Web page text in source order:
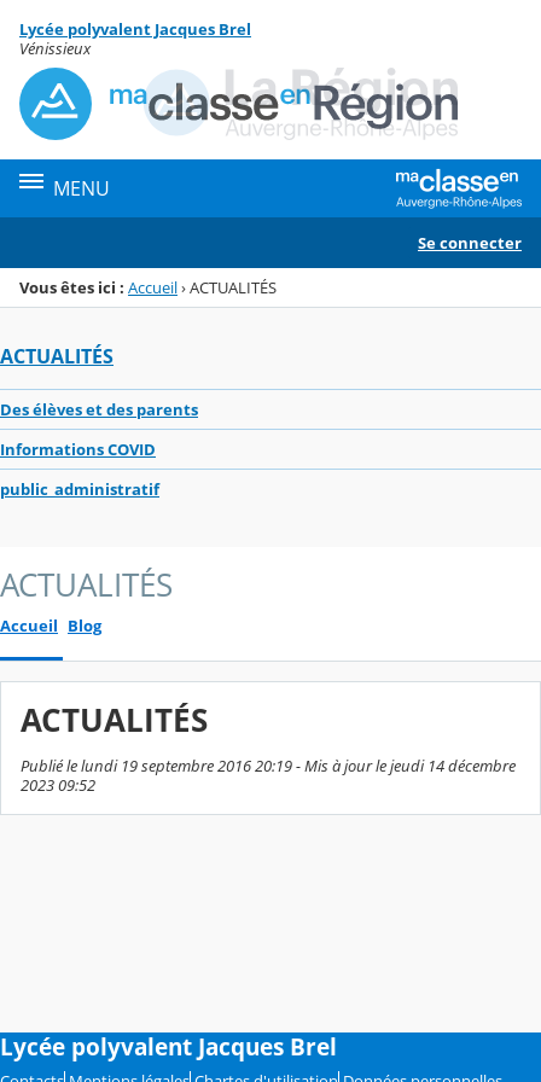
Menu de la rubrique
Contenu
Lycée polyvalent Jacques Brel
Vénissieux
MENU
Se connecter
Vous êtes ici : Accueil›ACTUALITÉS
ACTUALITÉS
Des élèves et des parents
Informations COVID
public_administratif
ACTUALITÉS
Accueil Blog
ACTUALITÉS
Publié le lundi 19 septembre 2016 20:19 - Mis à jour le jeudi 14 décembre
2023 09:52
Lycée polyvalent Jacques Brel